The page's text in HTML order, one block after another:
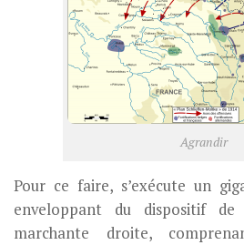
Agrandir
Pour ce faire, s’exécute un
enveloppant du dispositif de
marchante droite,